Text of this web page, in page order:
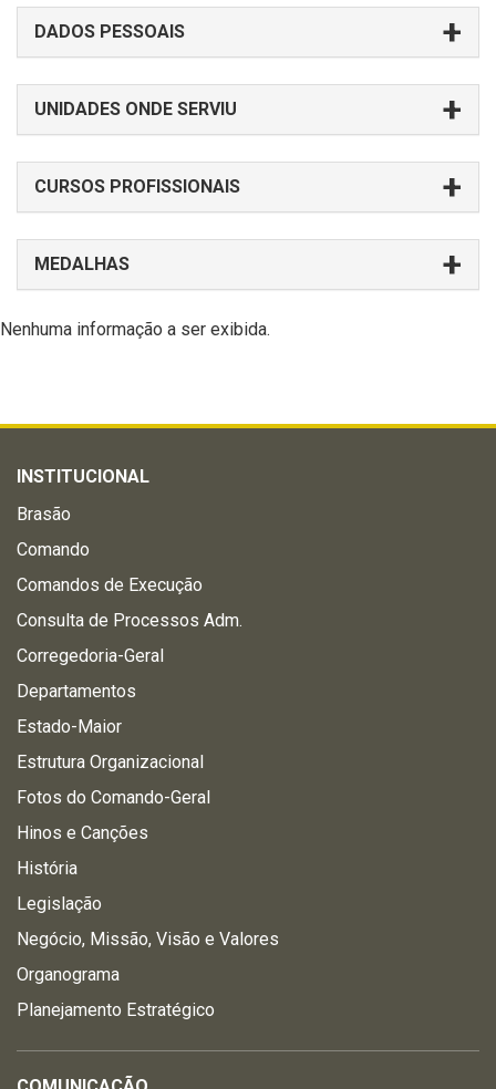
DADOS PESSOAIS
UNIDADES ONDE SERVIU
CURSOS PROFISSIONAIS
MEDALHAS
Nenhuma informação a ser exibida.
INSTITUCIONAL
Brasão
Comando
Comandos de Execução
Consulta de Processos Adm.
Corregedoria-Geral
Departamentos
Estado-Maior
Estrutura Organizacional
Fotos do Comando-Geral
Hinos e Canções
História
Legislação
Negócio, Missão, Visão e Valores
Organograma
Planejamento Estratégico